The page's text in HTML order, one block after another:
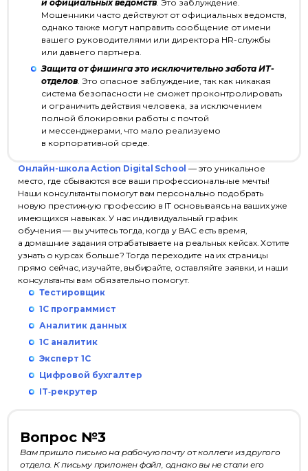
и официальных ведомств. Это заблуждение.
Мошенники часто действуют от официальных ведомств,
однако также могут направить сообщение от имени
вашего руководителями или директора HR-службы
или давнего партнера.
Защита от фишинга это исключительно забота ИТ-
отделов. Это опасное заблуждение, так как никакая
система безопасности не сможет проконтролировать
и ограничить действия человека, за исключением
полной блокировки работы с почтой
и мессенджерами, что мало реализуемо
в корпоративной среде.
Онлайн-школа Action Digital School — это уникальное
место, где сбываются все ваши профессиональные мечты!
Наши консультанты помогут вам персонально подобрать
новую престижную профессию в IT основываясь на ваших уже
имеющихся навыках. У нас индивидуальный график
обучения — вы учитесь тогда, когда у ВАС есть время,
а домашние задания отрабатываете на реальных кейсах. Хотите
узнать о курсах больше? Тогда переходите на их страницы
прямо сейчас, изучайте, выбирайте, оставляйте заявки, и наши
консультанты вам обязательно помогут.
Тестировщик
1С программист
Аналитик данных
1С аналитик
Эксперт 1С
Цифровой бухгалтер
IT‑рекрутер
Вопрос №3
Вам пришло письмо на рабочую почту от коллеги из другого
отдела. К письму приложен файл, однако вы не стали его